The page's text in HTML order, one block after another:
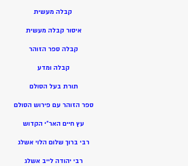
קבלה מעשית
איסור קבלה מעשית
קבלה ספר הזוהר
קבלה ומדע
תורת בעל הסולם
ספר הזוהר עם פירוש הסולם
עץ חיים האר”י הקדוש
רבי ברוך שלום הלוי אשלג
רבי יהודה לייב אשלג